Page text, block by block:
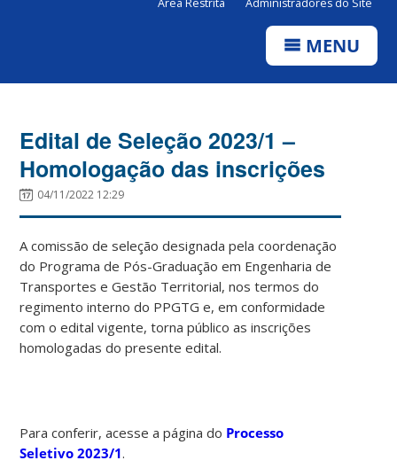
Área Restrita Administradores do Site
MENU
Edital de Seleção 2023/1 –
Homologação das inscrições
04/11/2022 12:29
A comissão de seleção designada pela coordenação
do Programa de Pós-Graduação em Engenharia de
Transportes e Gestão Territorial, nos termos do
regimento interno do PPGTG e, em conformidade
com o edital vigente, torna público as inscrições
homologadas do presente edital.
Para conferir, acesse a página do Processo
Seletivo 2023/1.